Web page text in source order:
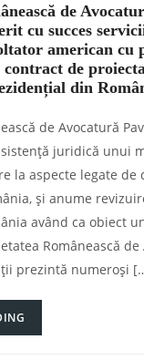
de
cu succes
american cu
de
din
de Avocatură
juridică unui
la aspecte legate
și anume
având ca obiect
Românească de
prezintă numeroși